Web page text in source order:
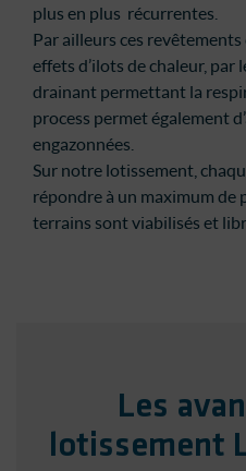
plus en plus récurrentes.
Par ailleurs ces
effets d’ilots de chaleur,
drainant permettant la
process permet également
engazonnées.
Sur notre lotissement,
répondre à un maximum de
terrains sont viabilisés et
Les
lotissement